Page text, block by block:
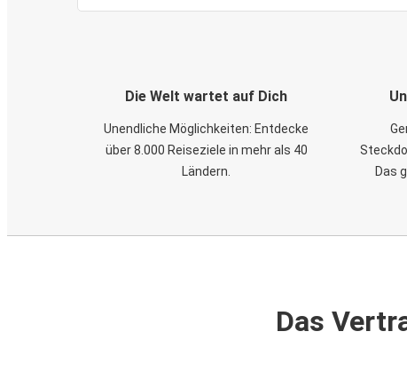
Die Welt wartet auf Dich
Unendliche Möglichkeiten: Entdecke
über 8.000 Reiseziele in mehr als 40
Ländern.
Das
Das